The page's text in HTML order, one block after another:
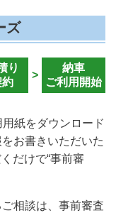
ズ
り
約
>
納車
ご利用開始
紙をダウンロード
お書きいただいた
だけで“事前審
相談は、事前審査